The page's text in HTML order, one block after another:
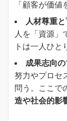
「顧客が価
人材尊重
人を「資源」
トは一人ひ
成果志向
努力やプロセ
問う。ここで
造や社会的影